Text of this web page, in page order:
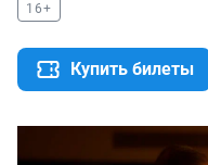
16+
Купить билеты